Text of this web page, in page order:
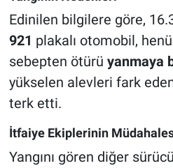
Edinilen bilgilere göre,
921 plakalı otomobil,
sebepten ötürü yanmaya
yükselen alevleri fark
terk etti.
İtfaiye Ekiplerinin
Yangını gören diğer